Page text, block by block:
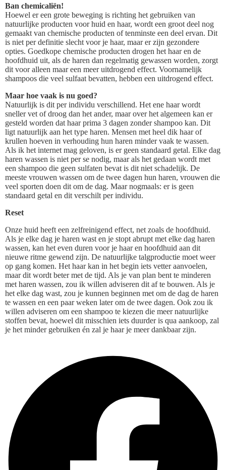
Ban chemicaliën!
Hoewel er een grote beweging is richting het gebruiken van
natuurlijke producten voor huid en haar, wordt een groot deel nog
gemaakt van chemische producten of tenminste een deel ervan. Dit
is niet per definitie slecht voor je haar, maar er zijn gezondere
opties. Goedkope chemische producten drogen het haar en de
hoofdhuid uit, als de haren dan regelmatig gewassen worden, zorgt
dit voor alleen maar een meer uitdrogend effect. Voornamelijk
shampoos die veel sulfaat bevatten, hebben een uitdrogend effect.
Maar hoe vaak is nu goed?
Natuurlijk is dit per individu verschillend. Het ene haar wordt
sneller vet of droog dan het ander, maar over het algemeen kan er
gesteld worden dat haar prima 3 dagen zonder shampoo kan. Dit
ligt natuurlijk aan het type haren. Mensen met heel dik haar of
krullen hoeven in verhouding hun haren minder vaak te wassen.
Als ik het internet mag geloven, is er geen standaard getal. Elke dag
haren wassen is niet per se nodig, maar als het gedaan wordt met
een shampoo die geen sulfaten bevat is dit niet schadelijk. De
meeste vrouwen wassen om de twee dagen hun haren, vrouwen die
veel sporten doen dit om de dag. Maar nogmaals: er is geen
standaard getal en dit verschilt per individu.
Reset
Onze huid heeft een zelfreinigend effect, net zoals de hoofdhuid.
Als je elke dag je haren wast en je stopt abrupt met elke dag haren
wassen, kan het even duren voor je haar en hoofdhuid aan dit
nieuwe ritme gewend zijn. De natuurlijke talgproductie moet weer
op gang komen. Het haar kan in het begin iets vetter aanvoelen,
maar dit wordt beter met de tijd. Als je van plan bent te minderen
met haren wassen, zou ik willen adviseren dit af te bouwen. Als je
het elke dag wast, zou je kunnen beginnen met om de dag de haren
te wassen en een paar weken later om de twee dagen. Ook zou ik
willen adviseren om een shampoo te kiezen die meer natuurlijke
stoffen bevat, hoewel dit misschien iets duurder is qua aankoop, zal
je het minder gebruiken én zal je haar je meer dankbaar zijn.